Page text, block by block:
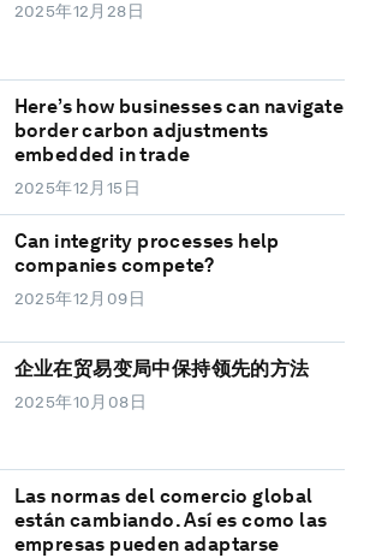
2025年12月28日
Here’s how businesses can navigate
border carbon adjustments
embedded in trade
2025年12月15日
Can integrity processes help
companies compete?
2025年12月09日
企业在贸易变局中保持领先的方法
2025年10月08日
Las normas del comercio global
están cambiando. Así es como las
empresas pueden adaptarse